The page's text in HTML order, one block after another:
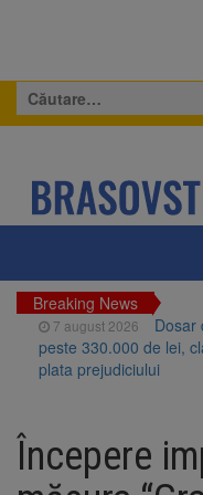
Caută
după:
Breaking News
7 august 2026
Dosar
peste 330.000 de lei,
plata prejudiciului
sistarea plăților către
Motivul: platforme de
Începere